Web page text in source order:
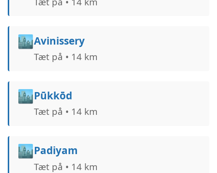
🏙️Avinissery
Tæt på • 14 km
🏙️Pūkkōd
Tæt på • 14 km
🏙️Padiyam
Tæt på • 14 km